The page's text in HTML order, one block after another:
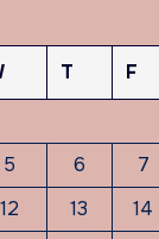
T F
5 6 7
12 13 14